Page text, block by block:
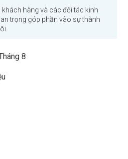
hàng và các đối tác kinh
trọng góp phần vào sự thành
8